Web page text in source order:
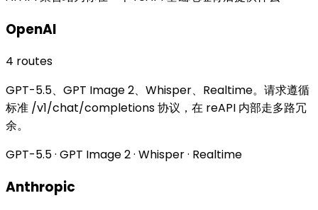
OpenAI
4 routes
GPT-5.5、GPT Image 2、Whisper、Realtime。请求遵循
标准 /v1/chat/completions 协议，在 reAPI 内部走多路冗
余。
GPT-5.5 · GPT Image 2 · Whisper · Realtime
Anthropic